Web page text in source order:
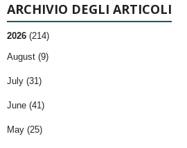
ARCHIVIO DEGLI ARTICOLI
2026 (214)
August (9)
July (31)
June (41)
May (25)